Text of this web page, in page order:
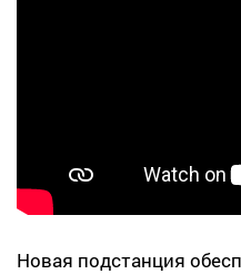
Новая подстанция